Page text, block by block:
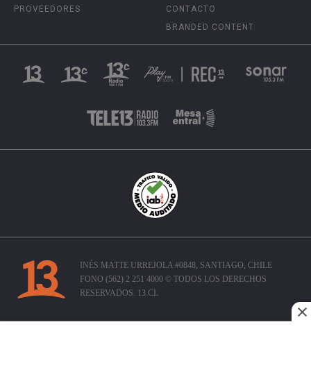
PROVEEDORES
CONTACTO
BRANDED CONTENT
INÉS MATTE URREJOLA #0848, SANTIAGO, CHILE
FONO (562) 2 251 4000 © TODOS LOS DERECHOS
RESERVADOS. 13.CL